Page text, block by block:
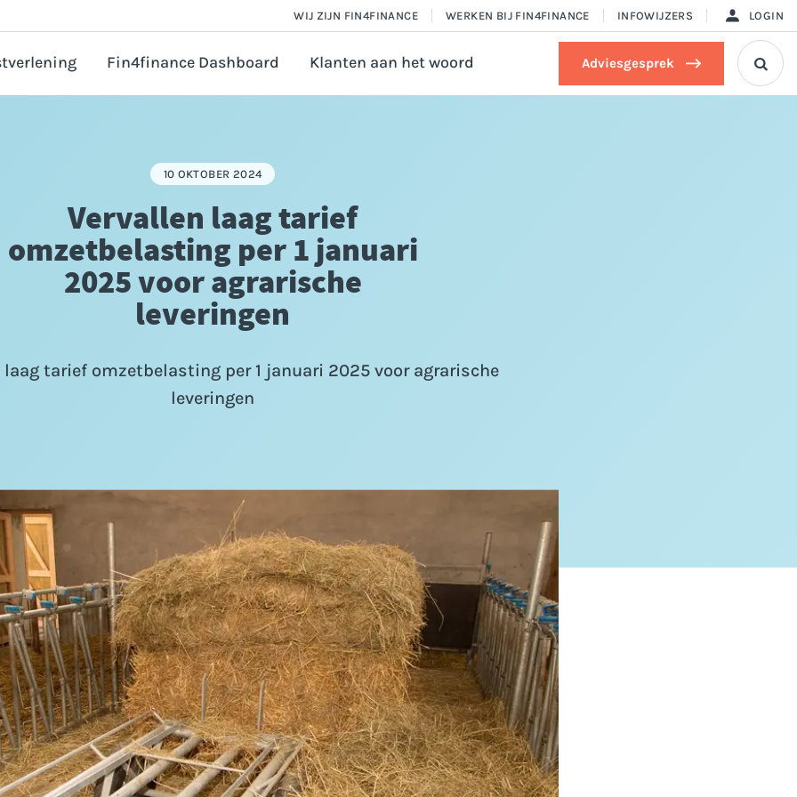
WIJ ZIJN FIN4FINANCE WERKEN BIJ FIN4FINANCE INFOWIJZERS LOGIN
ondernemer
aanvragen
Fin4finance Dashboard Klanten aan het woord Adviesgesprek 
10 OKTOBER 2024
Vervallen laag tarief
omzetbelasting per 1 januari
2025 voor agrarische
leveringen
laag tarief omzetbelasting per 1 januari 2025 voor agrarische
leveringen